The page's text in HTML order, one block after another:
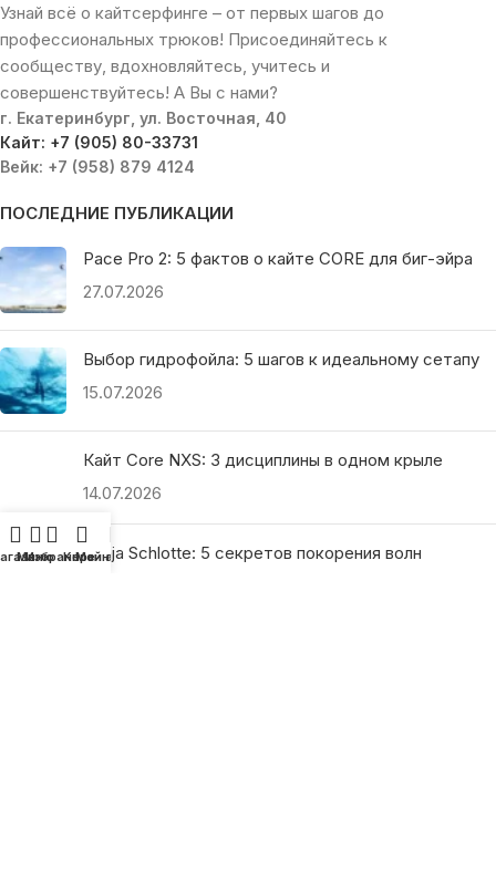
Узнай всё о кайтсерфинге – от первых шагов до
профессиональных трюков! Присоединяйтесь к
сообществу, вдохновляйтесь, учитесь и
совершенствуйтесь! А Вы с нами?
г. Екатеринбург, ул. Восточная, 40
Кайт: +7 (905) 80-33731
Вейк: +7 (958) 879 4124
ПОСЛЕДНИЕ ПУБЛИКАЦИИ
Pace Pro 2: 5 фактов о кайте CORE для биг-эйра
27.07.2026
Выбор гидрофойла: 5 шагов к идеальному сетапу
15.07.2026
Кайт Core NXS: 3 дисциплины в одном крыле
14.07.2026
Ranja Schlotte: 5 секретов покорения волн
Меню
Избранное
Корзина
Мой аккаунт